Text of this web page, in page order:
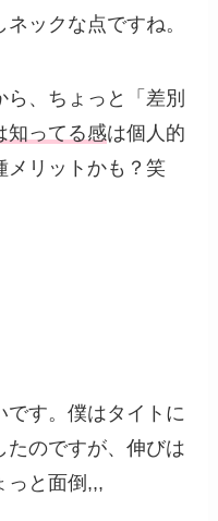
ックな点ですね。
、ちょっと「差別
知ってる感は個人的
メリットかも？笑
です。僕はタイトに
たのですが、伸びは
っと面倒,,,